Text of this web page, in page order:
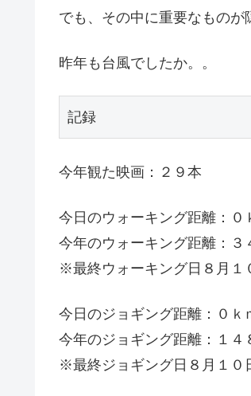
でも、その中に重要なものが
昨年も台風でしたか。。
記録
今年観た映画：２９本
今日のウォーキング距離：０
今年のウォーキング距離：３
※最終ウォーキング日８月１
今日のジョギング距離：０ｋ
今年のジョギング距離：１４
※最終ジョギング日８月１０